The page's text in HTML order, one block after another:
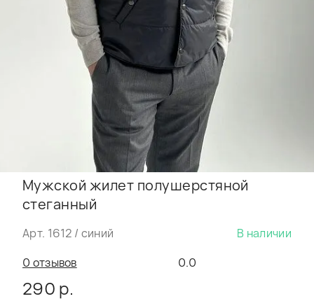
Мужской жилет полушерстяной
стеганный
Арт. 1612 / синий
В наличии
0 отзывов
0.0
290 р.